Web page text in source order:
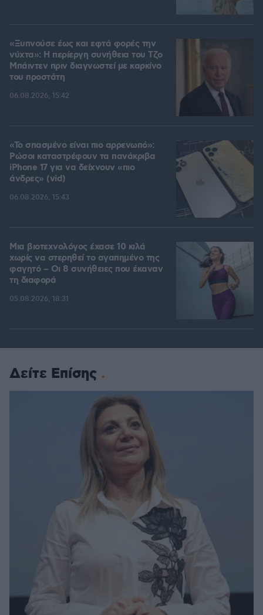
«Ξυπνούσε έως και εφτά φορές την
νύχτα»: Η περίεργη συνήθεια του Τζο
Μπάιντεν πριν διαγνωστεί με καρκίνο
του προστάτη
06.08.2026, 15:42
«Το σπασμένο είναι πιο αρρενωπό»:
Ρώσοι καταστρέφουν τα πανάκριβα
iPhone 17 για να δείχνουν «πιο
άνδρες» (vid)
06.08.2026, 15:43
Μια βιοτεχνολόγος έχασε 10 κιλά
χωρίς να στερηθεί το αγαπημένο της
φαγητό – Οι 8 συνήθειες που έκαναν
τη διαφορά
05.08.2026, 18:31
Δείτε Επίσης